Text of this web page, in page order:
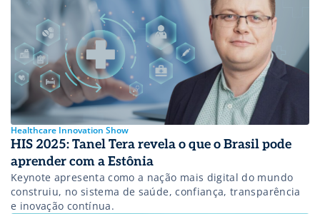
Healthcare Innovation Show
HIS 2025: Tanel Tera revela o que o Brasil pode
aprender com a Estônia
Keynote apresenta como a nação mais digital do mundo
construiu, no sistema de saúde, confiança, transparência
e inovação contínua.